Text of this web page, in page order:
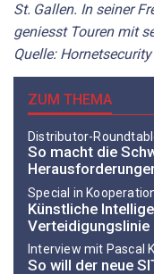
St. Gallen. In seiner
geniesst Touren mit
Quelle: Hornetsecurity
ZUM THEMA
Distributor-­
So macht die
Special in
Künstliche
Verteidigungslinie
Interview mit Pascal
So will der neue